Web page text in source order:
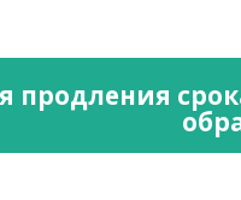
продления